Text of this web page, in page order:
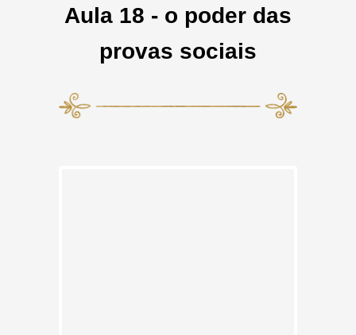
Aula 18 - o poder das
provas sociais